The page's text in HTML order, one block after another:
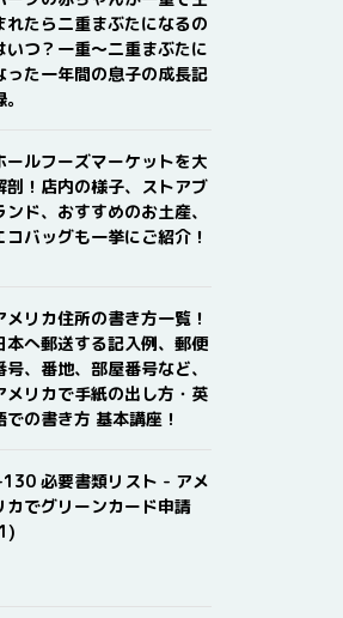
れたら二重まぶたになるの
いつ？一重〜二重まぶたに
った一年間の息子の成長記
ールフーズマーケットを大
剖！店内の様子、ストアブ
ンド、おすすめのお土産、
コバッグも一挙にご紹介！
メリカ住所の書き方一覧！
本へ郵送する記入例、郵便
号、番地、部屋番号など、
メリカで手紙の出し方・英
での書き方 基本講座！
必要書類リスト - アメ
カでグリーンカード申請